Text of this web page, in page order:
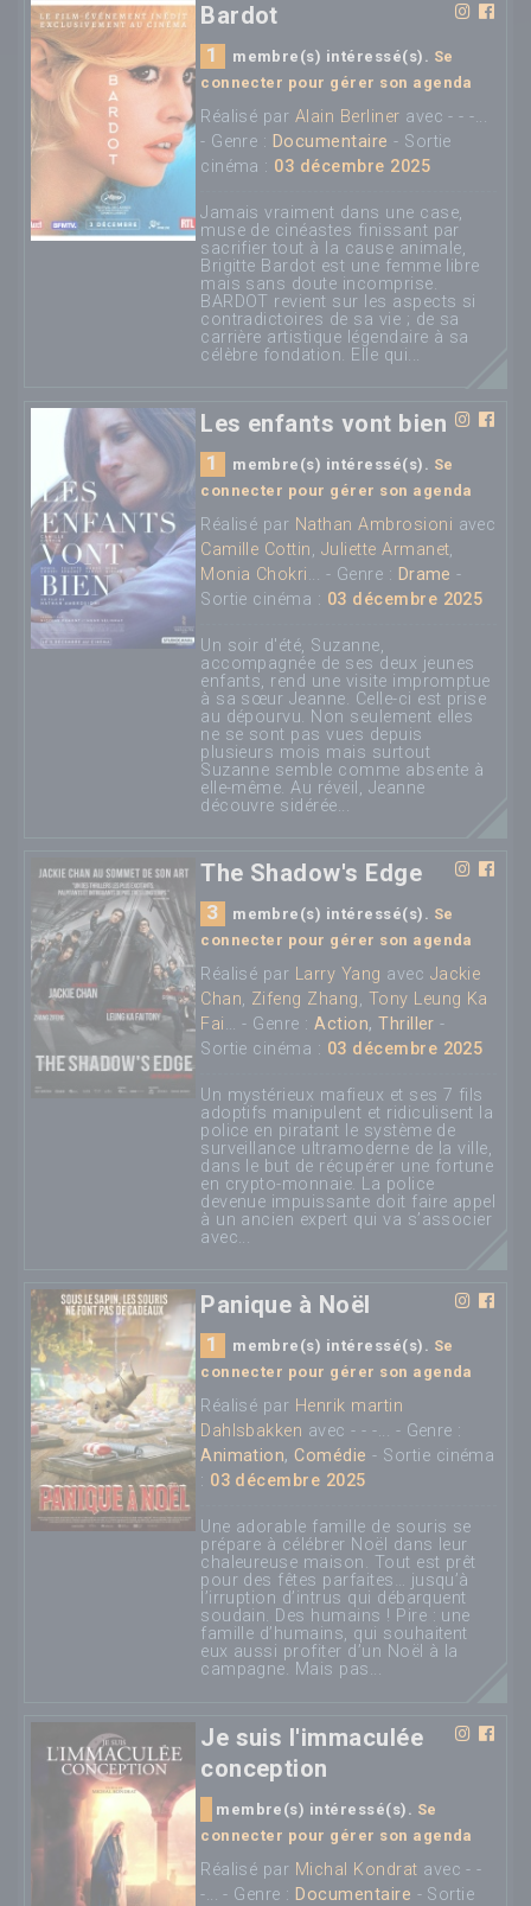
Bardot
1 membre(s) intéressé(s). Se
connecter pour gérer son agenda
Réalisé par Alain Berliner avec - - -...
- Genre : Documentaire - Sortie
cinéma : 03 décembre 2025
Jamais vraiment dans une case,
muse de cinéastes finissant par
sacrifier tout à la cause animale,
Brigitte Bardot est une femme libre
mais sans doute incomprise.
BARDOT revient sur les aspects si
contradictoires de sa vie ; de sa
carrière artistique légendaire à sa
célèbre fondation. Elle qui...
Les enfants vont bien
1 membre(s) intéressé(s). Se
connecter pour gérer son agenda
Réalisé par Nathan Ambrosioni avec
Camille Cottin, Juliette Armanet,
Monia Chokri... - Genre : Drame -
Sortie cinéma : 03 décembre 2025
Un soir d'été, Suzanne,
accompagnée de ses deux jeunes
enfants, rend une visite impromptue
à sa sœur Jeanne. Celle-ci est prise
au dépourvu. Non seulement elles
ne se sont pas vues depuis
plusieurs mois mais surtout
Suzanne semble comme absente à
elle-même. Au réveil, Jeanne
découvre sidérée...
The Shadow's Edge
3 membre(s) intéressé(s). Se
connecter pour gérer son agenda
Réalisé par Larry Yang avec Jackie
Chan, Zifeng Zhang, Tony Leung Ka
Fai... - Genre :Action,Thriller -
Sortie cinéma : 03 décembre 2025
Un mystérieux mafieux et ses 7 fils
adoptifs manipulent et ridiculisent la
police en piratant le système de
surveillance ultramoderne de la ville,
dans le but de récupérer une fortune
en crypto-monnaie. La police
devenue impuissante doit faire appel
à un ancien expert qui va s’associer
avec...
Panique à Noël
1 membre(s) intéressé(s). Se
connecter pour gérer son agenda
Réalisé par Henrik martin
Dahlsbakken avec - - -... - Genre :
Animation,Comédie - Sortie cinéma
: 03 décembre 2025
Une adorable famille de souris se
prépare à célébrer Noël dans leur
chaleureuse maison. Tout est prêt
pour des fêtes parfaites… jusqu’à
l’irruption d’intrus qui débarquent
soudain. Des humains ! Pire : une
famille d’humains, qui souhaitent
eux aussi profiter d’un Noël à la
campagne. Mais pas...
Je suis l'immaculée
conception
membre(s) intéressé(s). Se
connecter pour gérer son agenda
Réalisé par Michal Kondrat avec - -
-... - Genre : Documentaire - Sortie